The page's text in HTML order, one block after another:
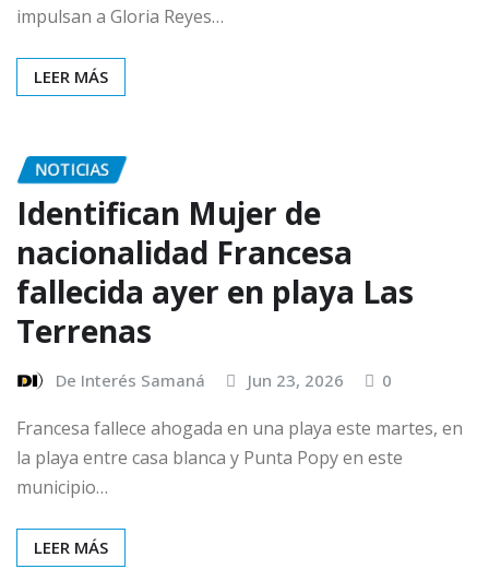
impulsan a Gloria Reyes…
LEER MÁS
NOTICIAS
Identifican Mujer de
nacionalidad Francesa
fallecida ayer en playa Las
Terrenas
De Interés Samaná Jun 23, 2026 0
Francesa fallece ahogada en una playa este martes, en
la playa entre casa blanca y Punta Popy en este
municipio…
LEER MÁS